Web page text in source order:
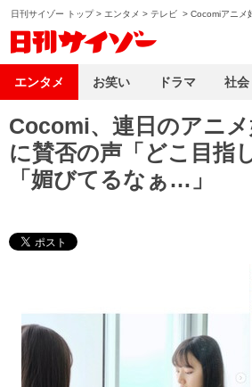
日刊サイゾー トップ> エンタメ > テレビ > Cocomiアニメ
Cocomi、連日のアニ
に賛否の声「どこ目指
「媚びてるなぁ…」
エンタメ お笑い ドラマ 社会